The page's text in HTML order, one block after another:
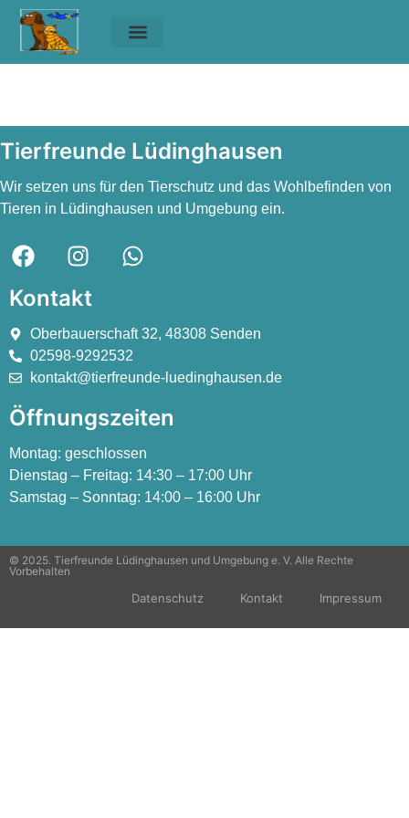
Tierfreunde Lüdinghausen
Wir setzen uns für den Tierschutz und das Wohlbefinden von
Tieren in Lüdinghausen und Umgebung ein.
Kontakt
Oberbauerschaft 32, 48308 Senden
02598-9292532
kontakt@tierfreunde-luedinghausen.de
Öffnungszeiten
Montag: geschlossen
Dienstag – Freitag: 14:30 – 17:00 Uhr
Samstag – Sonntag: 14:00 – 16:00 Uhr
© 2025. Tierfreunde Lüdinghausen und Umgebung e. V. Alle Rechte
Vorbehalten
Datenschutz Kontakt Impressum